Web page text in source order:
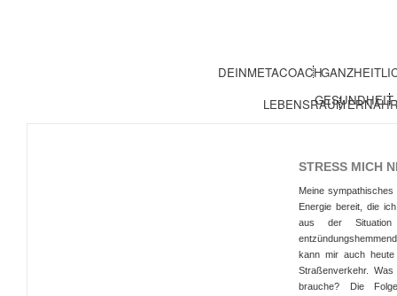
DEINMETACOACH
GESUNDHEIT
LEBENSRAUM
STRESS MICH
Meine
Energie bereit, die
aus der
kann mir auch
Straßenverkehr.
brauche? Die